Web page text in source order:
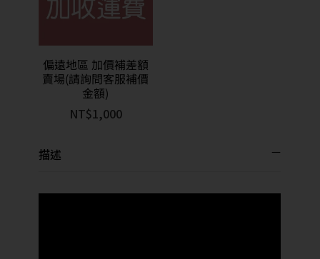
偏遠地區 加價補差額
賣場(請詢問客服補價
金額)
NT$1,000
描述